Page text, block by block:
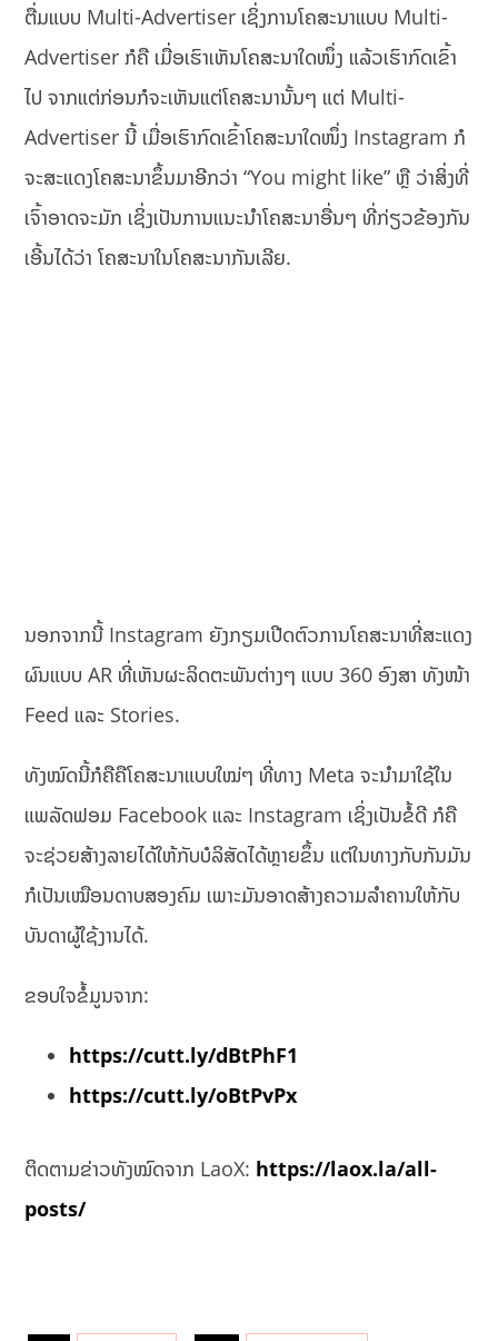
ຕື່ມແບບ Multi-Advertiser ເຊິ່ງການໂຄສະນາແບບ Multi-
Advertiser ກໍຄື ເມື່ອເຮົາເຫັນໂຄສະນາໃດໜຶ່ງ ແລ້ວເຮົາກົດເຂົ້າ
ໄປ ຈາກແຕ່ກ່ອນກໍຈະເຫັນແຕ່ໂຄສະນານັ້ນໆ ແຕ່ Multi-
Advertiser ນີ້ ເມື່ອເຮົາກົດເຂົ້າໂຄສະນາໃດໜຶ່ງ Instagram ກໍ
ຈະສະແດງໂຄສະນາຂຶ້ນມາອີກວ່າ “You might like” ຫຼື ວ່າສິ່ງທີ່
ເຈົ້າອາດຈະມັກ ເຊິ່ງເປັນການແນະນຳໂຄສະນາອື່ນໆ ທີ່ກ່ຽວຂ້ອງກັນ
ເອີ້ນໄດ້ວ່າ ໂຄສະນາໃນໂຄສະນາກັນເລີຍ.
ນອກຈາກນີ້ Instagram ຍັງກຽມເປີດຕົວການໂຄສະນາທີ່ສະແດງ
ຜົນແບບ AR ທີ່ເຫັນຜະລິດຕະພັນຕ່າງໆ ແບບ 360 ອົງສາ ທັງໜ້າ
Feed ແລະ Stories.
ທັງໝົດນີ້ກໍຄືຄືໂຄສະນາແບບໃໝ່ໆ ທີ່ທາງ Meta ຈະນຳມາໃຊ້ໃນ
ແພລັດຟອມ Facebook ແລະ Instagram ເຊິ່ງເປັນຂໍ້ດີ ກໍຄື
ຈະຊ່ວຍສ້າງລາຍໄດ້ໃຫ້ກັບບໍລິສັດໄດ້ຫຼາຍຂຶ້ນ ແຕ່ໃນທາງກັບກັນມັນ
ກໍເປັນເໝືອນດາບສອງຄົມ ເພາະມັນອາດສ້າງຄວາມລຳຄານໃຫ້ກັບ
ບັນດາຜູ້ໃຊ້ງານໄດ້.
ຂອບໃຈຂໍ້ມູນຈາກ:
https://cutt.ly/dBtPhF1
https://cutt.ly/oBtPvPx
ຕິດຕາມຂ່າວທັງໝົດຈາກ LaoX: https://laox.la/all-
posts/